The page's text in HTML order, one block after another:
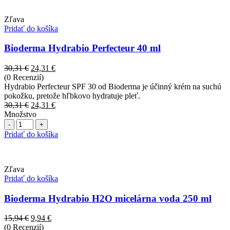
Zľava
Pridať do košíka
Bioderma Hydrabio Perfecteur 40 ml
30,31€ Pôvodná
cena
bola:
30,31 €.
24,31 €Aktuálna
je:
24,31 €.
(0 Recenzií)
Hydrabio Perfecteur SPF 30 od Bioderma je účinný krém na suchú
pokožku, pretože hľbkovo hydratuje pleť.
30,31€ Pôvodná
cena
bola:
30,31 €.
24,31 €Aktuálna
24,31 €.
Množstvo
Počet
Pridať do košíka
Zľava
Pridať do košíka
Bioderma Hydrabio H2O micelárna voda 250 ml
15,94€ Pôvodná
cena
9,94 €Aktuálna
(0 Recenzií)